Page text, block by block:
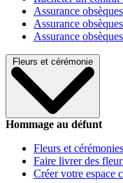
Assurance
Assurance
Assurance
Fleurs et cérémonie
Hommage au défunt
Fleurs et cérémonies
Faire livrer des
Créer votre espace